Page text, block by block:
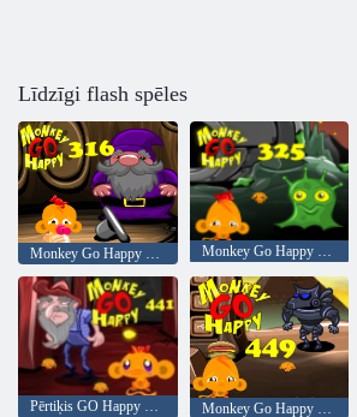
Līdzīgi flash spēles
Monkey Go Happy posms 316 Monkey Go Happy posms 325
Pērtiķis GO Happy Stage 441